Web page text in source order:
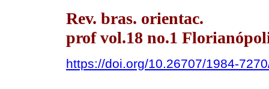
Rev. bras. orientac.
prof vol.18 no.1
https://doi.org/10.26707/1984-